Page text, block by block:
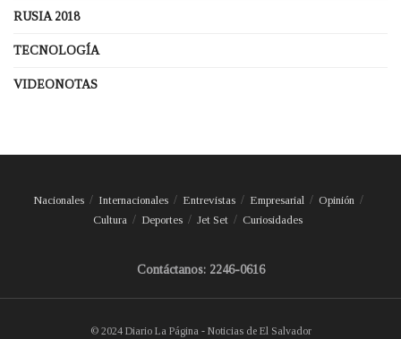
RUSIA 2018
TECNOLOGÍA
VIDEONOTAS
Nacionales Internacionales Entrevistas Empresarial
Opinión
Cultura
Deportes Jet Set Curiosidades
Contáctanos: 2246-0616
© 2024 Diario La Página - Noticias de El Salvador